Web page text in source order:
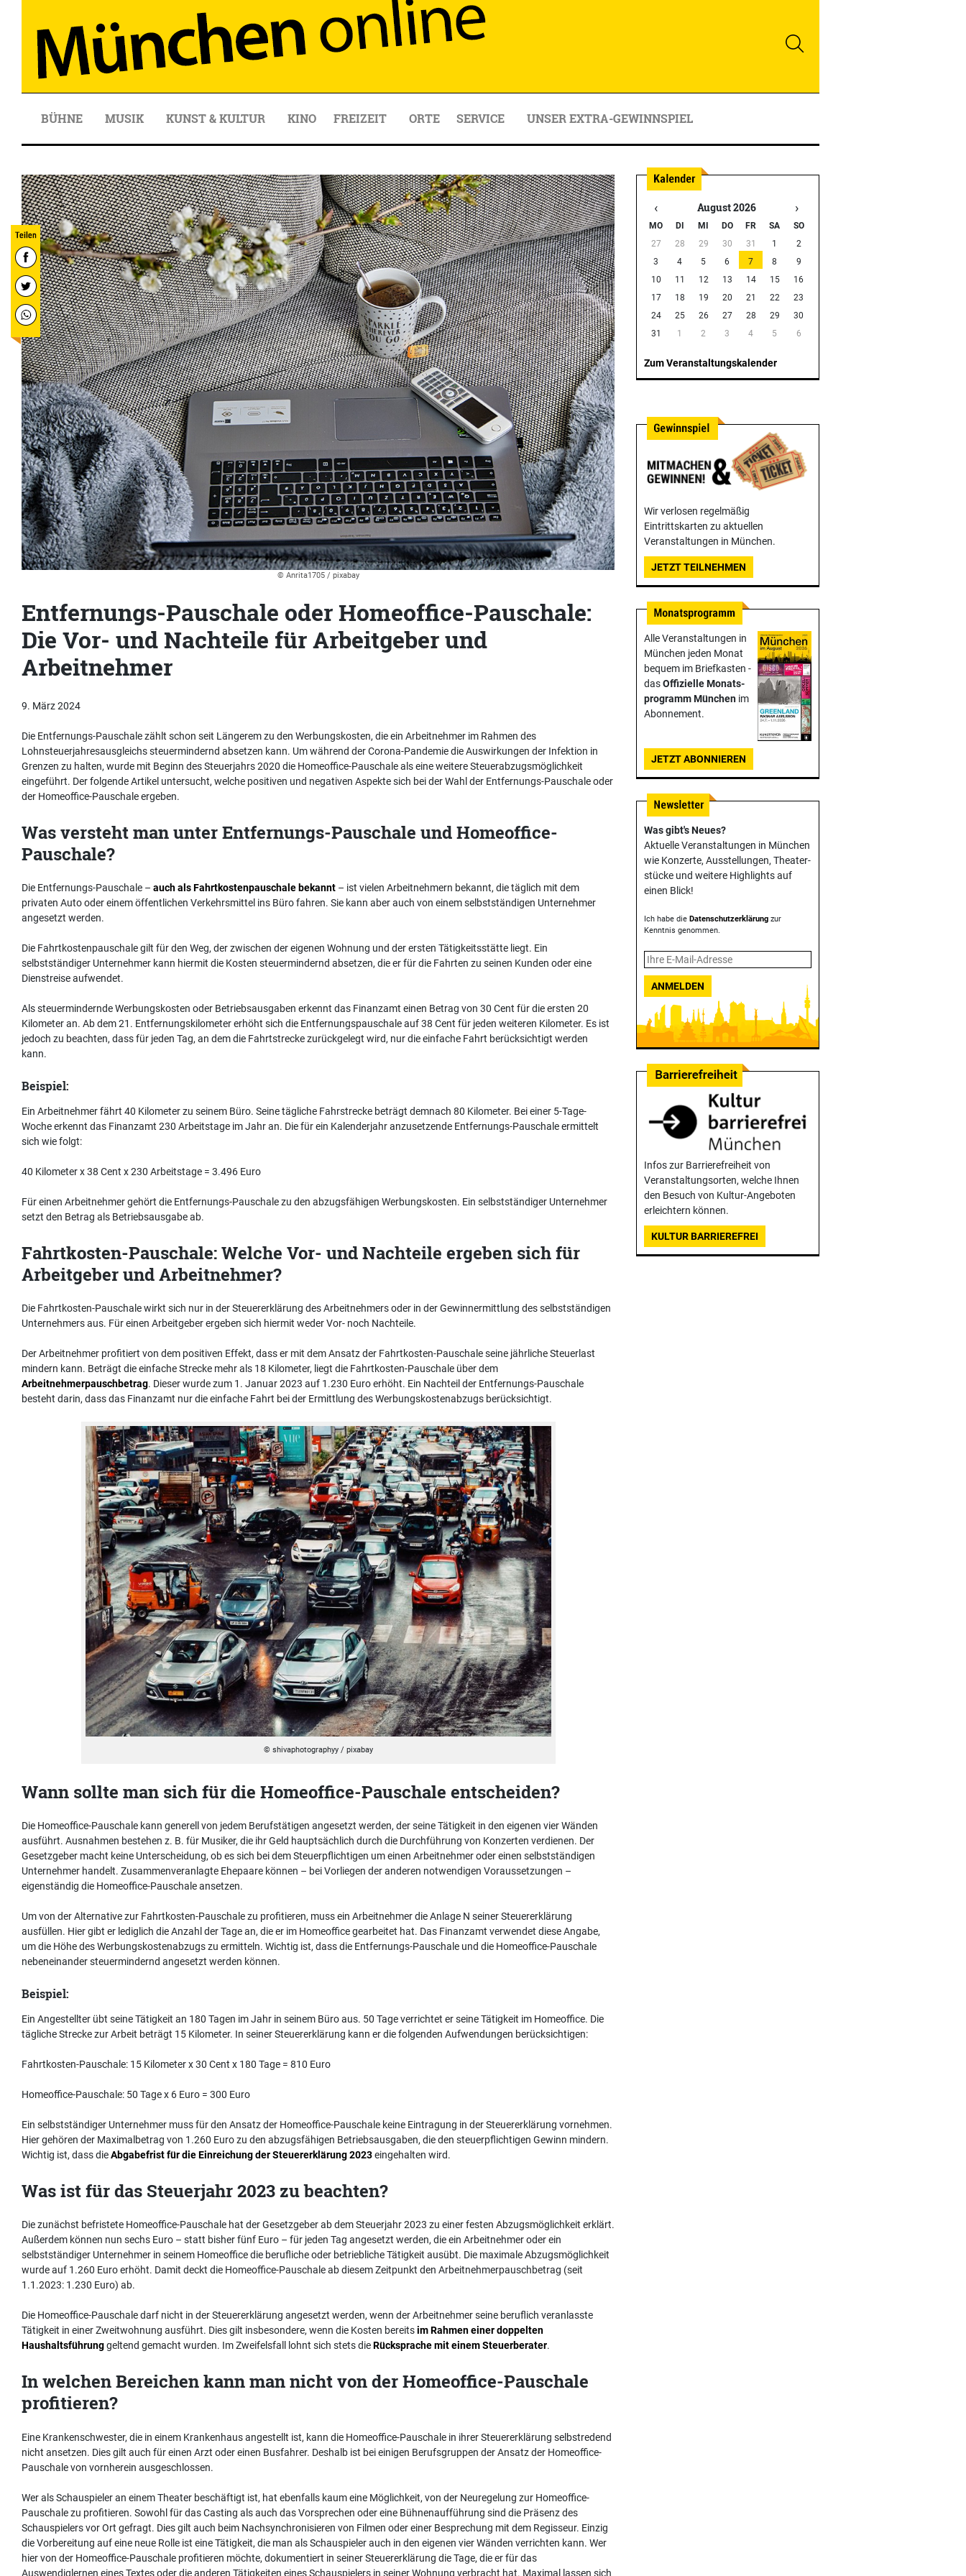
BÜHNE MUSIK KUNST & KULTUR KINO FREIZEIT ORTE SERVICE UNSER EXTRA-GEWINNSPIEL
© Anrita1705 / pixabay
Entfernungs-Pauschale oder Homeoffice-Pauschale:
Die Vor- und Nachteile für Arbeitgeber und
Arbeitnehmer
9. März 2024
Die Entfernungs-Pauschale zählt schon seit Längerem zu den Werbungskosten, die ein Arbeitnehmer im Rahmen des
Lohnsteuerjahresausgleichs steuermindernd absetzen kann. Um während der Corona-Pandemie die Auswirkungen der Infektion in
Grenzen zu halten, wurde mit Beginn des Steuerjahrs 2020 die Homeoffice-Pauschale als eine weitere Steuerabzugsmöglichkeit
eingeführt. Der folgende Artikel untersucht, welche positiven und negativen Aspekte sich bei der Wahl der Entfernungs-Pauschale oder
der Homeoffice-Pauschale ergeben.
Was versteht man unter Entfernungs-Pauschale und Homeoffice-
Pauschale?
Die Entfernungs-Pauschale – auch als Fahrtkostenpauschale bekannt – ist vielen Arbeitnehmern bekannt, die täglich mit dem
privaten Auto oder einem öffentlichen Verkehrsmittel ins Büro fahren. Sie kann aber auch von einem selbstständigen Unternehmer
angesetzt werden.
Die Fahrtkostenpauschale gilt für den Weg, der zwischen der eigenen Wohnung und der ersten Tätigkeitsstätte liegt. Ein
selbstständiger Unternehmer kann hiermit die Kosten steuermindernd absetzen, die er für die Fahrten zu seinen Kunden oder eine
Dienstreise aufwendet.
Als steuermindernde Werbungskosten oder Betriebsausgaben erkennt das Finanzamt einen Betrag von 30 Cent für die ersten 20
Kilometer an. Ab dem 21. Entfernungskilometer erhöht sich die Entfernungspauschale auf 38 Cent für jeden weiteren Kilometer. Es ist
jedoch zu beachten, dass für jeden Tag, an dem die Fahrtstrecke zurückgelegt wird, nur die einfache Fahrt berücksichtigt werden
kann.
Beispiel:
Ein Arbeitnehmer fährt 40 Kilometer zu seinem Büro. Seine tägliche Fahrstrecke beträgt demnach 80 Kilometer. Bei einer 5-Tage-
Woche erkennt das Finanzamt 230 Arbeitstage im Jahr an. Die für ein Kalenderjahr anzusetzende Entfernungs-Pauschale ermittelt
sich wie folgt:
40 Kilometer x 38 Cent x 230 Arbeitstage = 3.496 Euro
Für einen Arbeitnehmer gehört die Entfernungs-Pauschale zu den abzugsfähigen Werbungskosten. Ein selbstständiger Unternehmer
setzt den Betrag als Betriebsausgabe ab.
Fahrtkosten-Pauschale: Welche Vor- und Nachteile ergeben sich für
Arbeitgeber und Arbeitnehmer?
Die Fahrtkosten-Pauschale wirkt sich nur in der Steuererklärung des Arbeitnehmers oder in der Gewinnermittlung des selbstständigen
Unternehmers aus. Für einen Arbeitgeber ergeben sich hiermit weder Vor- noch Nachteile.
Der Arbeitnehmer profitiert von dem positiven Effekt, dass er mit dem Ansatz der Fahrtkosten-Pauschale seine jährliche Steuerlast
mindern kann. Beträgt die einfache Strecke mehr als 18 Kilometer, liegt die Fahrtkosten-Pauschale über dem
Arbeitnehmerpauschbetrag. Dieser wurde zum 1. Januar 2023 auf 1.230 Euro erhöht. Ein Nachteil der Entfernungs-Pauschale
besteht darin, dass das Finanzamt nur die einfache Fahrt bei der Ermittlung des Werbungskostenabzugs berücksichtigt.
© shivaphotographyy / pixabay
Wann sollte man sich für die Homeoffice-Pauschale entscheiden?
Die Homeoffice-Pauschale kann generell von jedem Berufstätigen angesetzt werden, der seine Tätigkeit in den eigenen vier Wänden
ausführt. Ausnahmen bestehen z. B. für Musiker, die ihr Geld hauptsächlich durch die Durchführung von Konzerten verdienen. Der
Gesetzgeber macht keine Unterscheidung, ob es sich bei dem Steuerpflichtigen um einen Arbeitnehmer oder einen selbstständigen
Unternehmer handelt. Zusammenveranlagte Ehepaare können – bei Vorliegen der anderen notwendigen Voraussetzungen –
eigenständig die Homeoffice-Pauschale ansetzen.
Um von der Alternative zur Fahrtkosten-Pauschale zu profitieren, muss ein Arbeitnehmer die Anlage N seiner Steuererklärung
ausfüllen. Hier gibt er lediglich die Anzahl der Tage an, die er im Homeoffice gearbeitet hat. Das Finanzamt verwendet diese Angabe,
um die Höhe des Werbungskostenabzugs zu ermitteln. Wichtig ist, dass die Entfernungs-Pauschale und die Homeoffice-Pauschale
nebeneinander steuermindernd angesetzt werden können.
Beispiel:
Ein Angestellter übt seine Tätigkeit an 180 Tagen im Jahr in seinem Büro aus. 50 Tage verrichtet er seine Tätigkeit im Homeoffice. Die
tägliche Strecke zur Arbeit beträgt 15 Kilometer. In seiner Steuererklärung kann er die folgenden Aufwendungen berücksichtigen:
Fahrtkosten-Pauschale: 15 Kilometer x 30 Cent x 180 Tage = 810 Euro
Homeoffice-Pauschale: 50 Tage x 6 Euro = 300 Euro
Ein selbstständiger Unternehmer muss für den Ansatz der Homeoffice-Pauschale keine Eintragung in der Steuererklärung vornehmen.
Hier gehören der Maximalbetrag von 1.260 Euro zu den abzugsfähigen Betriebsausgaben, die den steuerpflichtigen Gewinn mindern.
Wichtig ist, dass dieAbgabefrist für die Einreichung der Steuererklärung 2023eingehalten wird.
Was ist für das Steuerjahr 2023 zu beachten?
Die zunächst befristete Homeoffice-Pauschale hat der Gesetzgeber ab dem Steuerjahr 2023 zu einer festen Abzugsmöglichkeit erklärt.
Außerdem können nun sechs Euro – statt bisher fünf Euro – für jeden Tag angesetzt werden, die ein Arbeitnehmer oder ein
selbstständiger Unternehmer in seinem Homeoffice die berufliche oder betriebliche Tätigkeit ausübt. Die maximale Abzugsmöglichkeit
wurde auf 1.260 Euro erhöht. Damit deckt die Homeoffice-Pauschale ab diesem Zeitpunkt den Arbeitnehmerpauschbetrag (seit
1.1.2023: 1.230 Euro) ab.
Die Homeoffice-Pauschale darf nicht in der Steuererklärung angesetzt werden, wenn der Arbeitnehmer seine beruflich veranlasste
Tätigkeit in einer Zweitwohnung ausführt. Dies gilt insbesondere, wenn die Kosten bereitsim Rahmen einer doppelten
Haushaltsführunggeltend gemacht wurden. Im Zweifelsfall lohnt sich stets dieRücksprache mit einem Steuerberater.
In welchen Bereichen kann man nicht von der Homeoffice-Pauschale
profitieren?
Eine Krankenschwester, die in einem Krankenhaus angestellt ist, kann die Homeoffice-Pauschale in ihrer Steuererklärung selbstredend
nicht ansetzen. Dies gilt auch für einen Arzt oder einen Busfahrer. Deshalb ist bei einigen Berufsgruppen der Ansatz der Homeoffice-
Pauschale von vornherein ausgeschlossen.
Wer als Schauspieler an einem Theater beschäftigt ist, hat ebenfalls kaum eine Möglichkeit, von der Neuregelung zur Homeoffice-
Pauschale zu profitieren. Sowohl für das Casting als auch das Vorsprechen oder eine Bühnenaufführung sind die Präsenz des
Schauspielers vor Ort gefragt. Dies gilt auch beim Nachsynchronisieren von Filmen oder einer Besprechung mit dem Regisseur. Einzig
die Vorbereitung auf eine neue Rolle ist eine Tätigkeit, die man als Schauspieler auch in den eigenen vier Wänden verrichten kann. Wer
hier von der Homeoffice-Pauschale profitieren möchte, dokumentiert in seiner Steuererklärung die Tage, die er für das
Auswendiglernen eines Textes oder die anderen Tätigkeiten eines Schauspielers in seiner Wohnung verbracht hat. Maximal lassen sich
‹ August 2026 ›
MO DI MI DO FR SA
SO
27
28 29 30 31 1
2
3
4 5 6 7 8
9
10
11 12 13 14 15
16
17
18 19 20 21 22
23
24
25 26 27 28 29
30
31
1 2 3 4 5 6
Zum Veranstaltungskalender
Wir verlosen regelmäßig
Eintrittskarten zu aktuellen
Veranstaltungen in München.
JETZT TEILNEHMEN
Alle Veranstaltungen in
München jeden Monat
bequem im Briefkasten -
dasOffizielle Monats­
programm München im
Abonnement.
JETZT ABONNIEREN
Was gibt's Neues?
Aktuelle Veranstaltungen in München
wie Konzerte, Ausstellungen, Theater­
stücke und weitere Highlights auf
einen Blick!
Ich habe die Datenschutzerklärung zur
Kenntnis genommen.
ANMELDEN
Infos zur Barrierefreiheit von
Veranstaltungsorten, welche Ihnen
den Besuch von Kultur-Angeboten
erleichtern können.
KULTUR BARRIEREFREI